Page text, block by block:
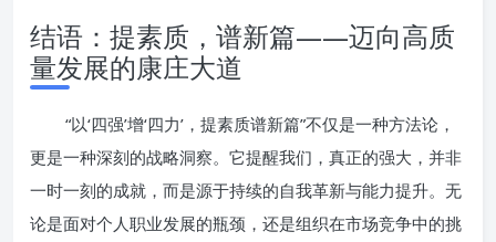
结语：提素质，谱新篇——迈向高质
量发展的康庄大道
“以‘四强’增‘四力’，提素质谱新篇”不仅是一种方法论，
更是一种深刻的战略洞察。它提醒我们，真正的强大，并非
一时一刻的成就，而是源于持续的自我革新与能力提升。无
论是面对个人职业发展的瓶颈，还是组织在市场竞争中的挑